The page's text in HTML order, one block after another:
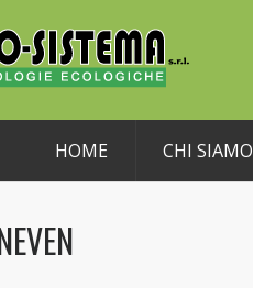
HOME CHI SIAMO